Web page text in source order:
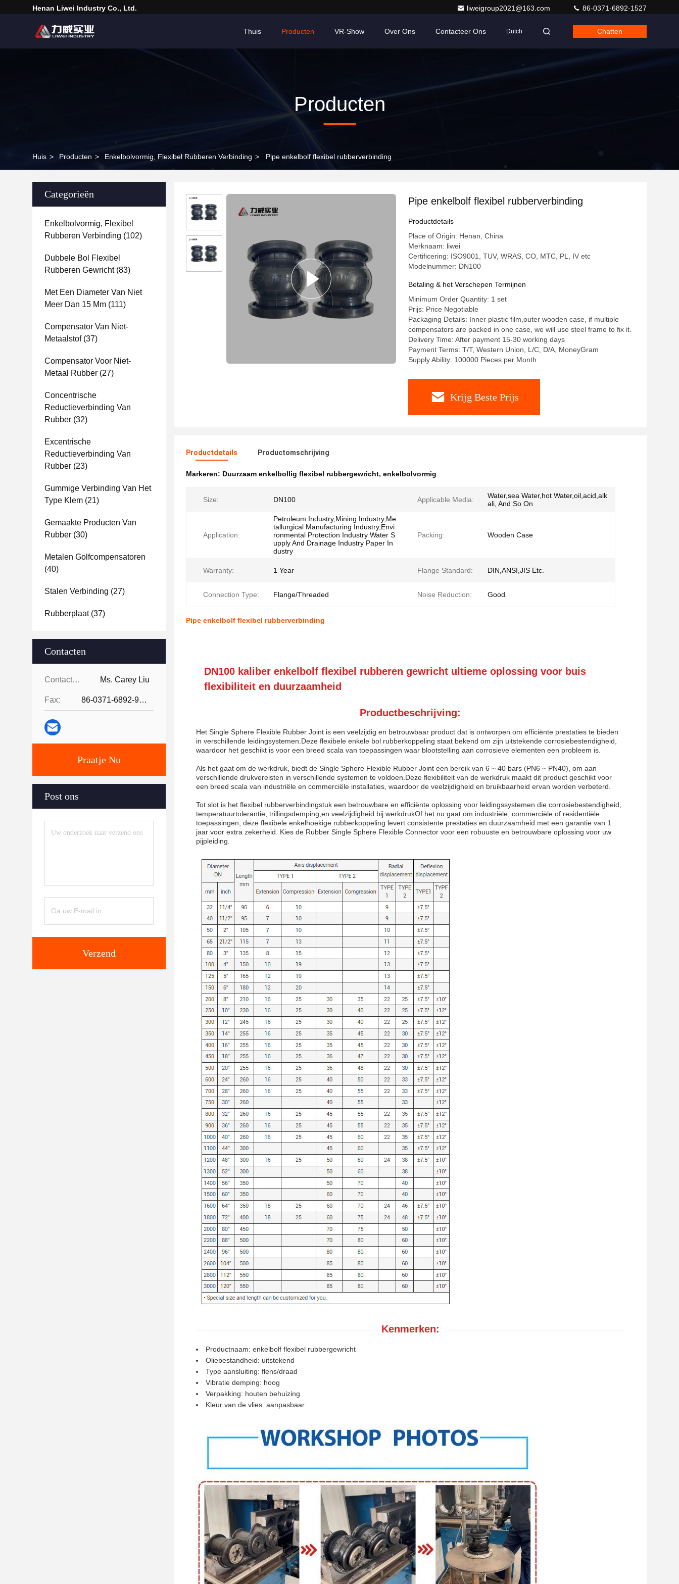
Henan Liwei Industry Co., Ltd. liweigroup2021@163.com 86-0371-6892-1527
Thuis Producten VR-Show Over Ons Contacteer Ons Dutch Chatten
Producten
Huis > Producten > Enkelbolvormig, Flexibel Rubberen Verbinding > Pipe enkelbolf flexibel rubberverbinding
Categorieën
Enkelbolvormig, Flexibel
Rubberen Verbinding (102)
Dubbele Bol Flexibel
Rubberen Gewricht(83)
Met Een Diameter Van Niet
Meer Dan 15 Mm (111)
Compensator Van Niet-
Metaalstof(37)
Compensator Voor Niet-
Metaal Rubber (27)
Concentrische
Reductieverbinding Van
Rubber (32)
Excentrische
Reductieverbinding Van
Rubber (23)
Gummige Verbinding Van Het
Type Klem (21)
Gemaakte Producten Van
Rubber (30)
Metalen Golfcompensatoren
(40)
Stalen Verbinding (27)
Rubberplaat(37)
Contacten
Contacten: Ms. Carey Liu
Fax: 86-0371-6892-9024
Praatje Nu
Post ons
Verzend
Pipe enkelbolf flexibel rubberverbinding
Productdetails
Place of Origin: Henan, China
Merknaam: liwei
Certificering: ISO9001, TUV, WRAS, CO, MTC, PL, IV etc
Modelnummer: DN100
Betaling & het Verschepen Termijnen
Minimum Order Quantity: 1 set
Prijs: Price Negotiable
Packaging Details: Inner plastic film,outer wooden case, if multiple
compensators are packed in one case, we will use steel frame to fix it.
Delivery Time: After payment 15-30 working days
Payment Terms: T/T, Western Union, L/C, D/A, MoneyGram
Supply Ability: 100000 Pieces per Month
Krijg Beste Prijs
Productdetails Productomschrijving
Markeren: Duurzaam enkelbollig flexibel rubbergewricht, enkelbolvormig
Size: DN100 Applicable Media:
Water,sea Water,hot Water,oil,acid,alk
ali, And So On
Application:
Petroleum Industry,Mining Industry,Me
tallurgical Manufacturing Industry,Envi
ronmental Protection Industry Water S
upply And Drainage Industry Paper In
dustry
Packing: Wooden Case
Warranty: 1 Year Flange Standard: DIN,ANSI,JIS Etc.
Connection Type: Flange/Threaded Noise Reduction: Good
Pipe enkelbolf flexibel rubberverbinding
DN100 kaliber enkelbolf flexibel rubberen gewricht ultieme oplossing voor buis
flexibiliteit en duurzaamheid
Productbeschrijving:
Het Single Sphere Flexible Rubber Joint is een veelzijdig en betrouwbaar product dat is ontworpen om efficiënte prestaties te bieden
in verschillende leidingsystemen.Deze flexibele enkele bol rubberkoppeling staat bekend om zijn uitstekende corrosiebestendigheid,
waardoor het geschikt is voor een breed scala van toepassingen waar blootstelling aan corrosieve elementen een probleem is.
Als het gaat om de werkdruk, biedt de Single Sphere Flexible Rubber Joint een bereik van 6 ~ 40 bars (PN6 ~ PN40), om aan
verschillende drukvereisten in verschillende systemen te voldoen.Deze flexibiliteit van de werkdruk maakt dit product geschikt voor
een breed scala van industriële en commerciële installaties, waardoor de veelzijdigheid en bruikbaarheid ervan worden verbeterd.
Tot slot is het flexibel rubberverbindingstuk een betrouwbare en efficiënte oplossing voor leidingssystemen die corrosiebestendigheid,
temperatuurtolerantie, trillingsdemping,en veelzijdigheid bij werkdrukOf het nu gaat om industriële, commerciële of residentiële
toepassingen, deze flexibele enkelhoekige rubberkoppeling levert consistente prestaties en duurzaamheid.met een garantie van 1
jaar voor extra zekerheid. Kies de Rubber Single Sphere Flexible Connector voor een robuuste en betrouwbare oplossing voor uw
pijpleiding.
Kenmerken:
Productnaam: enkelbolf flexibel rubbergewricht
Oliebestandheid: uitstekend
Type aansluiting: flens/draad
Vibratie demping: hoog
Verpakking: houten behuizing
Kleur van de vlies: aanpasbaar